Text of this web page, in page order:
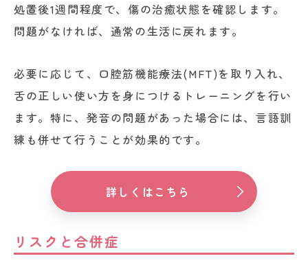
処置後1週間程度で、傷の治癒状態を確認します。
問題がなければ、通常の生活に戻れます。
必要に応じて、口腔筋機能療法(MFT)を取り入れ、
舌の正しい使い方を身につけるトレーニングを行い
ます。特に、発音の問題があった場合には、言語訓
練も併せて行うことが効果的です。
詳しくはこちら
リスクと合併症